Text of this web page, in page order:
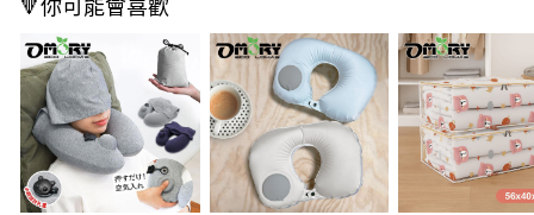
結帳頁面，進行簡訊認證並確認金額後，即可完成結帳。
２．訂單成立數日內，您將收到繳費通知簡訊。
３．收到繳費通知簡訊後14天內，點擊此簡訊中的連結，可透過四大超商／
ATM／網路銀行／等多元方式進行付款，方視為交易完成。
※ 請注意：結帳手續完成當下不需立刻繳費，但若您需要取消訂單，請聯絡
購買商品的店家。未經商家同意取消之訂單仍視為有效，需透過AFTEE先享
後付繳納相關費用。
※ 交易是否成功請以「AFTEE先享後付 」之結帳頁面顯示為準，若有關於
是否繳費成功／繳費後需取消欲退款等相關疑問，請聯繫「AFTEE先享後付
客戶支援中心」
https://netprotections.freshdesk.com/support/home
付款後全家取貨
每筆NT$65，滿NT$390(含以上)免運費
萊爾富取貨付款
每筆NT$65，滿NT$490(含以上)免運費
付款後萊爾富取貨
每筆NT$65，滿NT$490(含以上)免運費
🔻你可能會喜歡